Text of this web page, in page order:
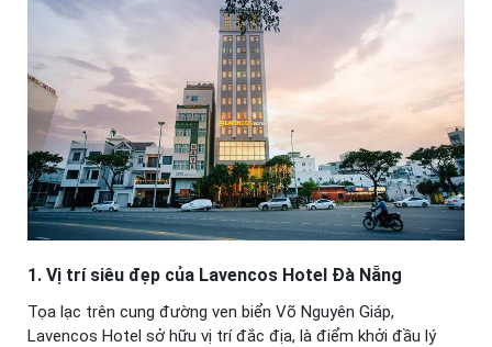
1. Vị trí siêu đẹp của Lavencos Hotel Đà Nẵng
Tọa lạc trên cung đường ven biển Võ Nguyên Giáp,
Lavencos Hotel sở hữu vị trí đắc địa, là điểm khởi đầu lý